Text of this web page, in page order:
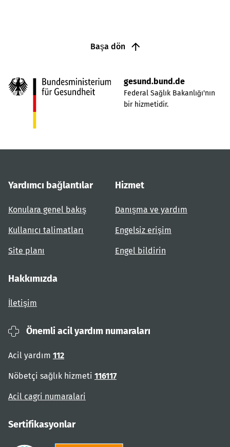
Başa dön
gesund.bund.de
Federal Sağlık Bakanlığı'nın
bir hizmetidir.
Yardımcı bağlantılar
Konulara genel bakış
Kullanıcı talimatları
Site planı
Hizmet
Danışma ve yardım
Engelsiz erişim
Engel bildirin
Hakkımızda
İletişim
Önemli acil yardım numaraları
Acil yardım 112
Nöbetçi sağlık hizmeti 116117
Acil cagri numaralari
Sertifikasyonlar